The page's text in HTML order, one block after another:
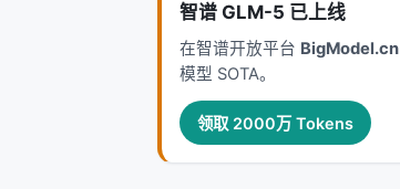
智谱 GLM-5 已上线
在智谱开放平台 BigModel.cn
模型 SOTA。
领取 2000万 Tokens